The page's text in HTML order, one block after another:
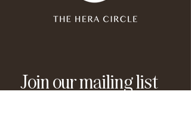
Join our mailing list